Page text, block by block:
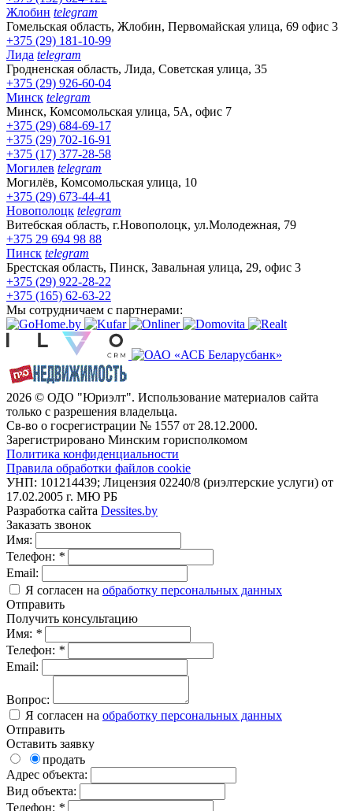
Жлобин telegram
Гомельская область, Жлобин, Первомайская улица, 69 офис 3
+375 (29) 181-10-99
Лида telegram
Гродненская область, Лида, Советская улица, 35
+375 (29) 926-60-04
Минск telegram
Минск, Комсомольская улица, 5А, офис 7
+375 (29) 684-69-17
+375 (29) 702-16-91
+375 (17) 377-28-58
Могилев telegram
Могилёв, Комсомольская улица, 10
+375 (29) 673-44-41
Новополоцк telegram
Витебская область, г.Новополоцк, ул.Молодежная, 79
+375 29 694 98 88
Пинск telegram
Брестская область, Пинск, Завальная улица, 29, офис 3
+375 (29) 922-28-22
+375 (165) 62-63-22
Мы сотрудничаем с партнерами:
2026 © ОДО "Юриэлт". Использование материалов сайта
только с разрешения владельца.
Св-во о госрегистрации № 1557 от 28.12.2000.
Зарегистрировано Минским горисполкомом
Политика конфиденциальности
Правила обработки файлов cookie
УНП: 101214439; Лицензия 02240/8 (риэлтерские услуги) от
17.02.2005 г. МЮ РБ
Разработка сайта Dessites.by
Заказать звонок
Имя:
Телефон: *
Email:
Я согласен на обработку персональных данных
Отправить
Получить консультацию
Имя: *
Телефон: *
Email:
Вопрос:
Я согласен на обработку персональных данных
Отправить
Оставить заявку
продать
Адрес объекта:
Вид объекта:
Телефон: *